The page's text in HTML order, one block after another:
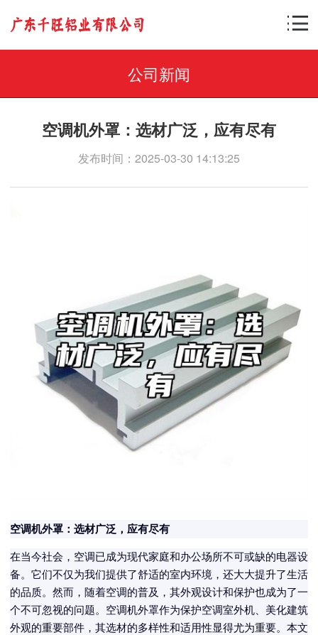
公司新闻
空调机外罩：选材广泛，应有尽有
发布时间：2025-03-30 14:13:25
空调机外罩：选材广泛，应有尽有
在当今社会，空调已成为现代家庭和办公场所不可或缺的电器设
备。它们不仅为我们提供了舒适的室内环境，还大大提升了生活
的品质。然而，随着空调的普及，其外观设计和保护也成为了一
个不可忽视的问题。空调机外罩作为保护空调室外机、美化建筑
外观的重要部件，其选材的多样性和适用性显得尤为重要。本文